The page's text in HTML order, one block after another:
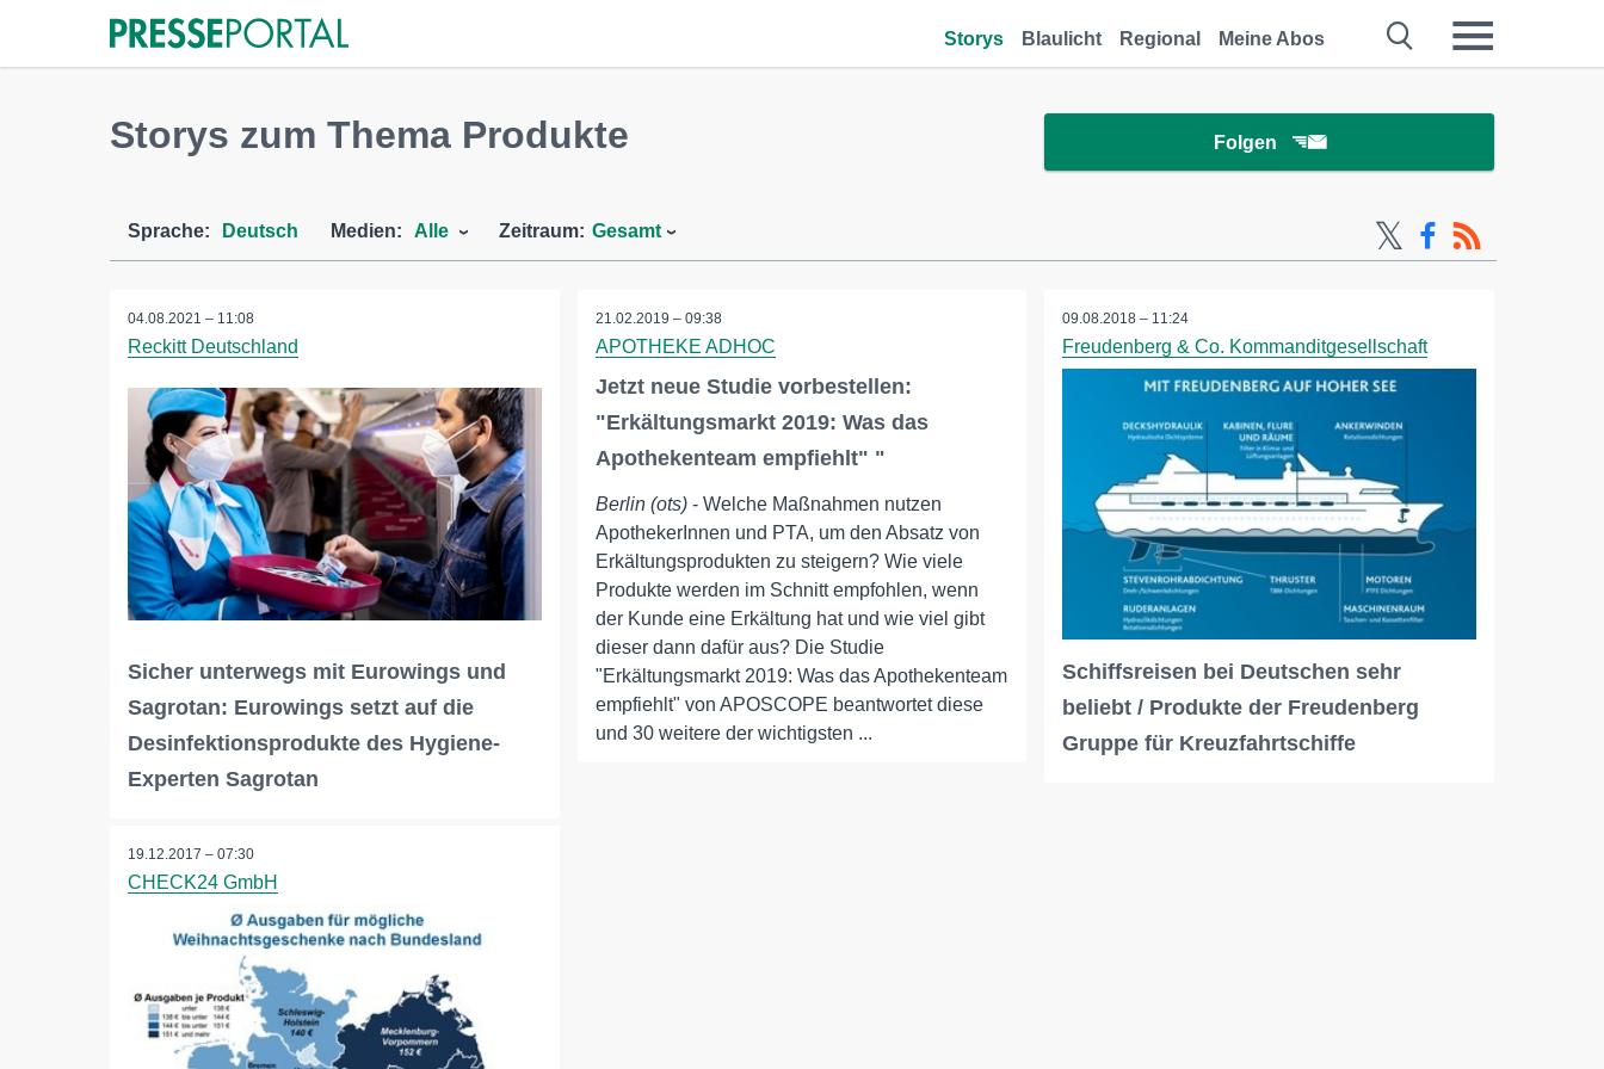
Storys Blaulicht Regional Meine Abos
Storys zum Thema Produkte Folgen
Sprache: Deutsch Medien: Alle Zeitraum: Gesamt
04.08.2021 – 11:08
Reckitt Deutschland
Sicher unterwegs mit Eurowings und
Sagrotan: Eurowings setzt auf die
Desinfektionsprodukte des Hygiene-
Experten Sagrotan
21.02.2019 – 09:38
APOTHEKE ADHOC
Jetzt neue Studie vorbestellen:
"Erkältungsmarkt 2019: Was das
Apothekenteam empfiehlt" "
Berlin (ots)- Welche Maßnahmen nutzen
ApothekerInnen und PTA, um den Absatz von
Erkältungsprodukten zu steigern? Wie viele
Produkte werden im Schnitt empfohlen, wenn
der Kunde eine Erkältung hat und wie viel gibt
dieser dann dafür aus? Die Studie
"Erkältungsmarkt 2019: Was das Apothekenteam
empfiehlt" von APOSCOPE beantwortet diese
und 30 weitere der wichtigsten ...
09.08.2018 – 11:24
Freudenberg & Co. Kommanditgesellschaft
Schiffsreisen bei Deutschen sehr
beliebt / Produkte der Freudenberg
Gruppe für Kreuzfahrtschiffe
19.12.2017 – 07:30
CHECK24 GmbH